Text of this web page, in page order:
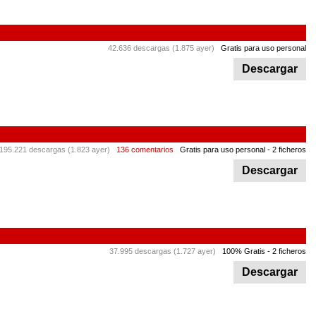
42.636 descargas (1.875 ayer) Gratis para uso personal
Descargar
descargas (1.823 ayer) 136 comentarios Gratis para uso personal - 2 ficheros
Descargar
37.995 descargas (1.727 ayer) 100% Gratis - 2 ficheros
Descargar